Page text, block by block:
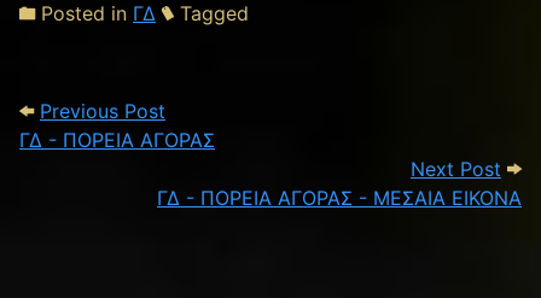
Posted in ΓΔ Tagged
Post navigation
Previous Post
ΓΔ - ΠΟΡΕΙΑ ΑΓΟΡΑΣ
Next Post
ΓΔ - ΠΟΡΕΙΑ ΑΓΟΡΑΣ - ΜΕΣΑΙΑ ΕΙΚΟΝΑ